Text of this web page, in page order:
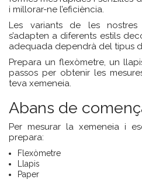
i millorar-ne l’eficiència.
Les variants de les
s’adapten a diferents estils
adequada dependrà del tipus
Prepara un flexòmetre, un
passos per obtenir les
teva xemeneia.
Abans de
Per mesurar la xemeneia i
prepara:
Flexòmetre
Llapis
Paper